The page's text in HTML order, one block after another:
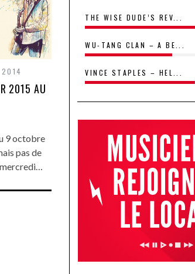
2014
2015 AU
9 octobre
pas de
THE WISE DUDE’S REV...
WU-TANG CLAN – A BE...
VINCE STAPLES – HEL...